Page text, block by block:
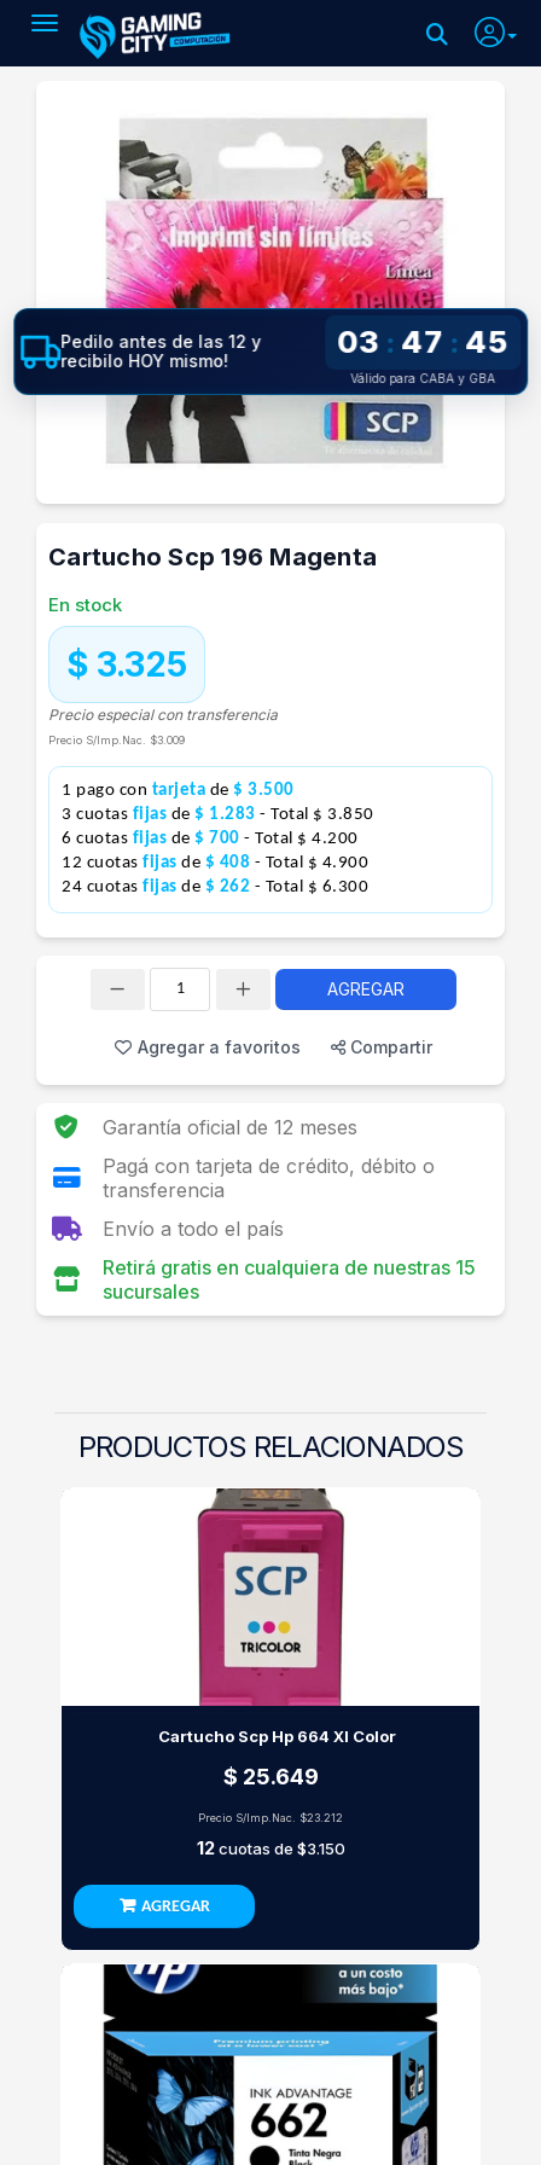
Toggle navigation
Cartucho Scp 196 Magenta
En stock
$ 3.325
Precio especial con transferencia
Precio S/Imp.Nac. $3.009
1 pago con tarjeta de $ 3.500
3 cuotas fijas de $ 1.283 - Total $ 3.850
6 cuotas fijas de $ 700 - Total $ 4.200
12 cuotas fijas de $ 408 - Total $ 4.900
24 cuotas fijas de $ 262 - Total $ 6.300
Pedilo antes de las 12 y
recibilo HOY mismo!
03 : 47 : 45
Válido para CABA y GBA
AGREGAR
Agregar a favoritos Compartir
Garantía oficial de 12 meses
Pagá con tarjeta de crédito, débito o
transferencia
Envío a todo el país
Retirá gratis en cualquiera de nuestras 15
sucursales
PRODUCTOS RELACIONADOS
Cartucho Scp Hp 664 Xl Color
$ 25.649
Precio S/Imp.Nac. $23.212
12cuotas de $3.150
AGREGAR